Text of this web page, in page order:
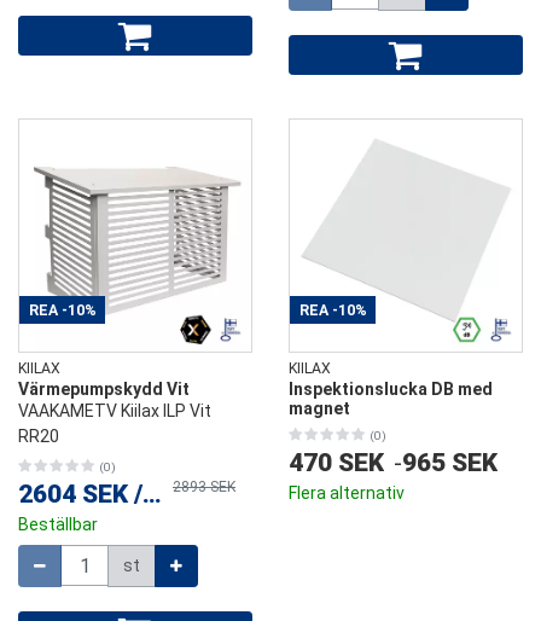
REA -10%
KIILAX
Värmepumpskydd Vit
VAAKAMETV Kiilax ILP Vit
RR20
(0)
2604 SEK / st2893 SEK
Beställbar
st
REA -10%
KIILAX
Inspektionslucka DB med
magnet
(0)
470 SEK -965 SEK
Flera alternativ